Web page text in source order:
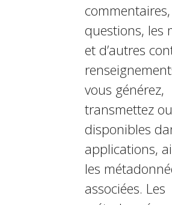
questions, les
et d’autres
vous générez,
transmettez
disponibles
applications,
les
associées. Les